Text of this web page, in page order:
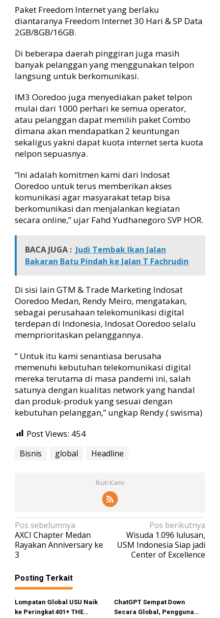
Paket Freedom Internet yang berlaku
diantaranya Freedom Internet 30 Hari & SP Data
2GB/8GB/16GB.
Di beberapa daerah pinggiran juga masih
banyak pelanggan yang menggunakan telpon
langsung untuk berkomunikasi.
IM3 Ooredoo juga menyediakan paket telpon
mulai dari 1000 perhari ke semua operator,
atau pelanggan dapat memilih paket Combo
dimana akan mendapatkan 2 keuntungan
sekaligus yakni dapat kuota internet serta kuota
nelpon sepuasnya.
“Ini adalah komitmen kami dari Indosat
Ooredoo untuk terus memberikan akses
komunikasi agar masyarakat tetap bisa
berkomunikasi dan menjalankan kegiatan
secara online,” ujar Fahd Yudhanegoro SVP HOR.
BACA JUGA : Judi Tembak Ikan Jalan
Bakaran Batu Pindah ke Jalan T Fachrudin
Di sisi lain GTM & Trade Marketing Indosat
Ooredoo Medan, Rendy Meiro, mengatakan,
sebagai perusahaan telekomunikasi digital
terdepan di Indonesia, Indosat Ooredoo selalu
memprioritaskan pelanggannya.
” Untuk itu kami senantiasa berusaha
memenuhi kebutuhan telekomunikasi digital
mereka terutama di masa pandemi ini, salah
satunya dengan kualitas network yang handal
dan produk-produk yang sesuai dengan
kebutuhan pelanggan,” ungkap Rendy.( swisma)
Post Views: 454
Bisnis global Headline
Ikuti Kami
N
a
v
g
a
s
Pos sebelumnya
AXCI Chapter Medan
Rayakan Anniversary ke
3
Pos berikutnya
Wisuda 1.096 lulusan,
USM Indonesia Siap jadi
Center of Excellence
Posting Terkait
Lompatan Global USU Naik
ke Peringkat 401+ THE
ChatGPT Sempat Down
Secara Global, Pengguna